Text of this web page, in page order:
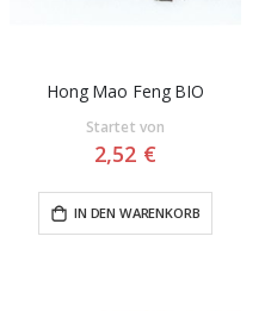
Hong Mao Feng BIO
Startet von
2,52 €
IN DEN WARENKORB